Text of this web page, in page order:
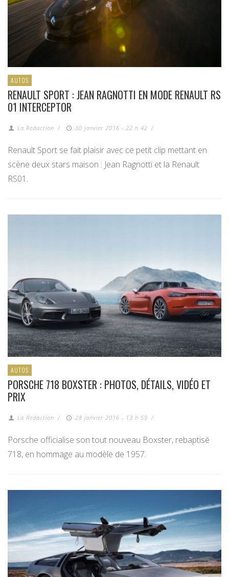
AUTOS
RENAULT SPORT : JEAN RAGNOTTI EN MODE RENAULT RS
01 INTERCEPTOR
La Redaction / 30 janvier 2016 - 22 h 42 /
Renault Sport se fait plaisir avec ce petit clip mettant en
scène deux stars maison : Jean Ragnotti et la Renault
RS01.
AUTOS
PORSCHE 718 BOXSTER : PHOTOS, DÉTAILS, VIDÉO ET
PRIX
La Redaction / 28 janvier 2016 - 13 h 59 /
Porsche officialise son tout nouveau Boxster, rebaptisé
718, en hommage au modèle de 1957.